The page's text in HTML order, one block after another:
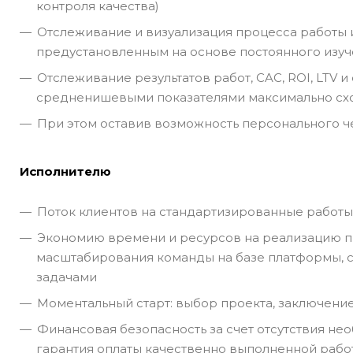
контроля качества)
Отслеживание и визуализация процесса работы
предустановленным на основе постоянного
Отслеживание результатов работ, CAC, ROI,
средненишевыми показателями максимально
При этом оставив возможность персонального
Исполнителю
Поток клиентов на стандартизированные
Экономию времени и ресурсов на реализацию
масштабирования команды на базе платформы,
задачами
Моментальный старт: выбор проекта,
Финансовая безопасность за счет отсутствия
гарантия оплаты качественно выполненной